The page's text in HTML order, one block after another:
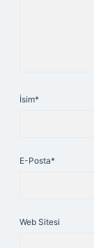
İsim*
E-Posta*
Web Sitesi